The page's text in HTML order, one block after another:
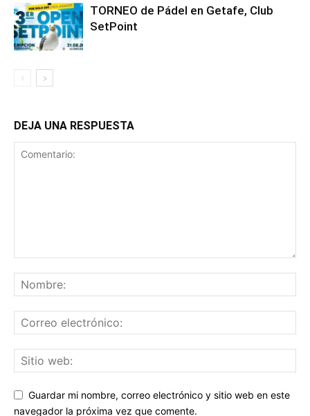
TORNEO de Pádel en Getafe, Club
SetPoint
DEJA UNA RESPUESTA
Guardar mi nombre, correo electrónico y sitio web en este
navegador la próxima vez que comente.